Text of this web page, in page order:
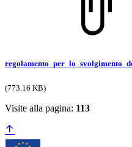
(773.16 KB)
Visite alla pagina: 113